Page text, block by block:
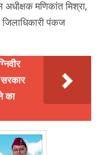
अधीक्षक मणिकांत मिश्रा,
पंकज
का